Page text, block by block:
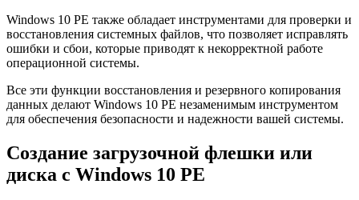
Windows 10 PE также обладает инструментами для проверки и
восстановления системных файлов, что позволяет исправлять
ошибки и сбои, которые приводят к некорректной работе
операционной системы.
Все эти функции восстановления и резервного копирования
данных делают Windows 10 PE незаменимым инструментом
для обеспечения безопасности и надежности вашей системы.
Создание загрузочной флешки или
диска с Windows 10 PE